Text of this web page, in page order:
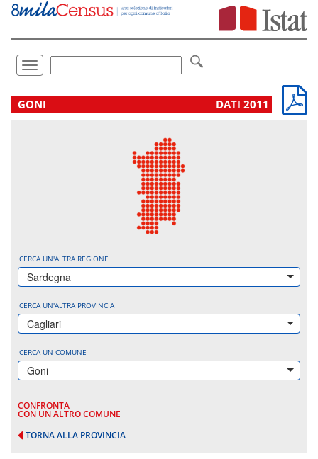
Vai
direttamente
Toggle
navigation
.
GONI DATI 2011
CERCA UN'ALTRA REGIONE
Sardegna
CERCA UN'ALTRA PROVINCIA
Cagliari
CERCA UN COMUNE
Goni
CONFRONTA
CON UN ALTRO COMUNE
TORNA ALLA PROVINCIA